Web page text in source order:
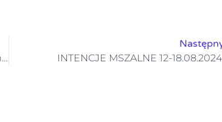
Głos Królowej – gazetka numer 32– 11 sierpnia 2024 INTENCJE MSZALNE 12-18.08.2024